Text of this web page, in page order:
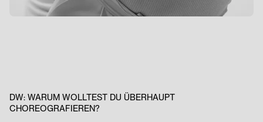
DW: WARUM WOLLTEST DU ÜBERHAUPT
CHOREOGRAFIEREN?